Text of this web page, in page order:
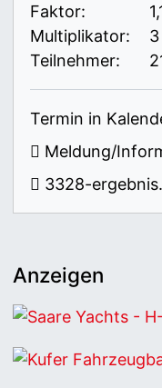
Faktor:
Multiplikator:
3
Teilnehmer:
Termin in
Meldung/
3328-
Anzeigen